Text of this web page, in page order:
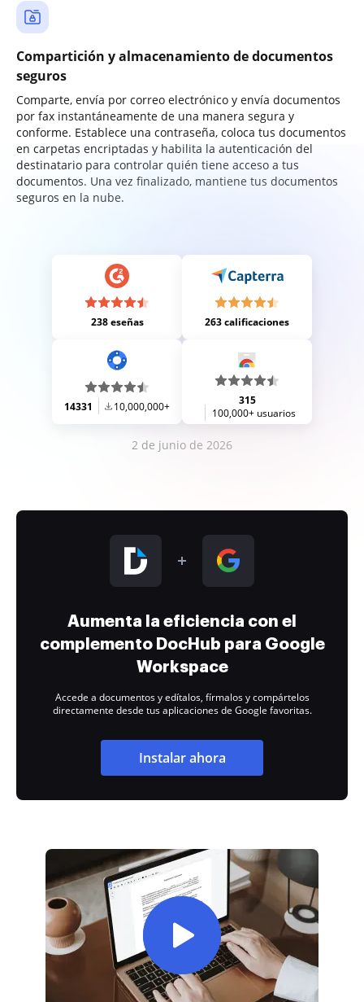
Compartición y almacenamiento de documentos
seguros
Comparte, envía por correo electrónico y envía documentos
por fax instantáneamente de una manera segura y
conforme. Establece una contraseña, coloca tus documentos
en carpetas encriptadas y habilita la autenticación del
destinatario para controlar quién tiene acceso a tus
documentos. Una vez finalizado, mantiene tus documentos
seguros en la nube.
238 eseñas 263 calificaciones
14331 10,000,000+
315
100,000+ usuarios
2 de junio de 2026
Aumenta la eficiencia con el
complemento DocHub para Google
Workspace
Accede a documentos y edítalos, fírmalos y compártelos
directamente desde tus aplicaciones de Google favoritas.
Instalar ahora